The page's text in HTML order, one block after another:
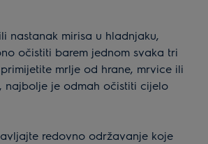
nastanak mirisa u hladnjaku,
očistiti barem jednom svaka tri
mrlje od hrane, mrvice ili
najbolje je odmah očistiti cijelo
redovno održavanje koje